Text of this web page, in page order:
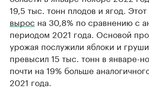
19,5 тыс. тонн плодов и ягод. Этот
вырос на 30,8% по сравнению с
периодом 2021 года. Основой
урожая послужили яблоки и
превысил 15 тыс. тонн в январе-
почти на 19% больше
2021 года.